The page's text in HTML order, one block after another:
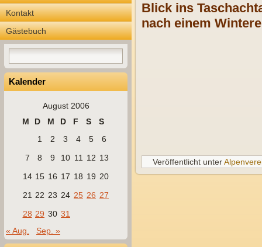
Kontakt
Gästebuch
Kalender
August 2006
M
D M D F S
S
1
2 3 4 5
6
7
8 9 10 11 12 13
14 15 16 17 18 19 20
21 22 23 24 25 26 27
28 29 30 31
« Aug.
Sep. »
Blick ins
nach einem
Veröffentlicht unter